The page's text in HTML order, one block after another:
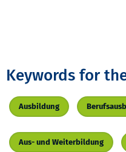
Keywords for
Ausbildung
Aus- und Weiterbildung